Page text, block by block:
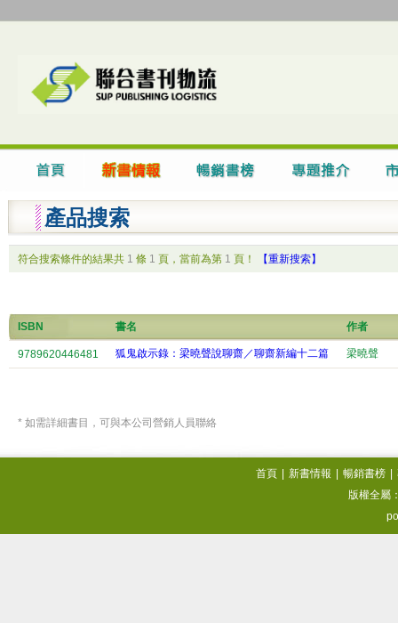
產品搜索
符合搜索條件的結果共 1 條 1 頁，當前為第 1 頁！ 【重新搜索】
ISBN 書名 作者
9789620446481 狐鬼啟示錄：梁曉聲說聊齋／聊齋新編十二篇 梁曉聲
* 如需詳細書目，可與本公司營銷人員聯絡
首頁 新書情報 暢銷書榜
版權全屬